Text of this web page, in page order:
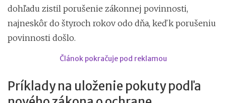
dohľadu zistil porušenie zákonnej povinnosti,
najneskôr do štyroch rokov odo dňa, keď k porušeniu
povinnosti došlo.
Článok pokračuje pod reklamou
Príklady na uloženie pokuty podľa